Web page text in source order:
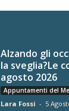
Alzando gli
la sveglia?Le
agosto 2026
Appuntamenti del
Lara Fossi - 5